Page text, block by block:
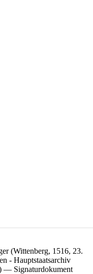
(Wittenberg, 1516, 23.
- Hauptstaatsarchiv
— Signaturdokument